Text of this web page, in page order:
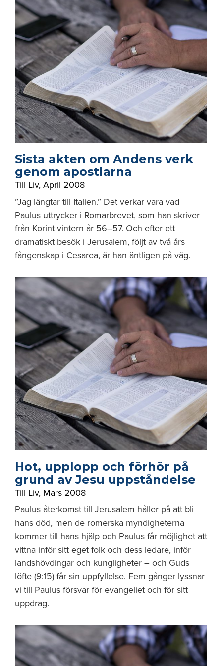
Sista akten om Andens verk
genom apostlarna
Till Liv, April 2008
”Jag längtar till Italien.” Det verkar vara vad
Paulus uttrycker i Romarbrevet, som han skriver
från Korint vintern år 56–57. Och efter ett
dramatiskt besök i Jerusalem, följt av två års
fångenskap i Cesarea, är han äntligen på väg.
Hot, upplopp och förhör på
grund av Jesu uppståndelse
Till Liv, Mars 2008
Paulus återkomst till Jerusalem håller på att bli
hans död, men de romerska myndigheterna
kommer till hans hjälp och Paulus får möjlighet att
vittna inför sitt eget folk och dess ledare, inför
landshövdingar och kungligheter – och Guds
löfte (9:15) får sin uppfyllelse. Fem gånger lyssnar
vi till Paulus försvar för evan­geliet och för sitt
uppdrag.